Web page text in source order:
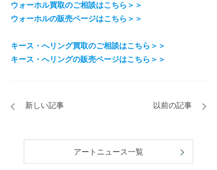
ウォーホル買取のご相談はこちら＞＞
ウォーホルの販売ページはこちら＞＞
キース・へリング買取のご相談はこちら＞＞
キース・へリングの販売ページはこちら＞＞
アートニュース一覧